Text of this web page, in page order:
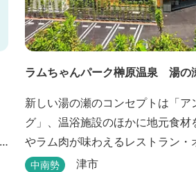
ラムちゃんパーク榊原温泉 湯
新しい湯の瀬のコンセプトは「ア
グ」、温浴施設のほかに地元食材
やラム肉が味わえるレストラン・
場・バーベキュー施設を備え、毎
中南勢 津市